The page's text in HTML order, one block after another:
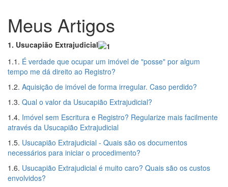
Meus Artigos
1. Usucapião Extrajudicial
1.1. É verdade que ocupar um imóvel de "posse" por algum
tempo me dá direito ao Registro?
1.2. Aquisição de imóvel de forma irregular. Caso perdido?
1.3. Qual o valor da Usucapião Extrajudicial?
1.4. Imóvel sem Escritura e Registro? Regularize mais facilmente
através da Usucapião Extrajudicial
1.5. Usucapião Extrajudicial - Quais são os documentos
necessários para iniciar o procedimento?
1.6. Usucapião Extrajudicial é muito caro? Quais são os custos
envolvidos?